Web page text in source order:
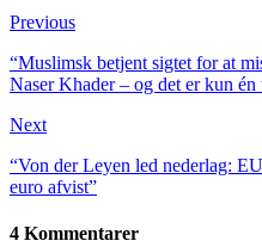
Previous
“Muslimsk betjent sigtet for at
Naser Khader – og det er kun én
Next
“Von der Leyen led neder­lag:
euro afvist”
4 Kommentarer